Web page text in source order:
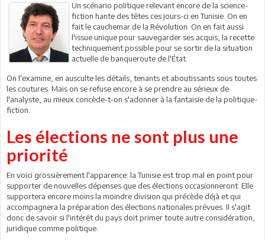
Un scénario politique relevant encore de la science-
fiction hante des têtes ces jours-ci en Tunisie. On en
fait le cauchemar de la Révolution. On en fait aussi
l'issue unique pour sauvegarder ses acquis, la recette
techniquement possible pour se sortir de la situation
actuelle de banqueroute de l'État.
On l'examine, en ausculte les détails, tenants et aboutissants sous toutes
les coutures. Mais on se refuse encore à se prendre au sérieux de
l'analyste, au mieux concède-t-on s'adonner à la fantaisie de la politique-
fiction.
Les élections ne sont plus une
priorité
En voici grossièrement l'apparence: la Tunisie est trop mal en point pour
supporter de nouvelles dépenses que des élections occasionneront. Elle
supportera encore moins la moindre division qui précède déjà et qui
accompagnera la préparation des élections nationales prévues. Il s'agit
donc de savoir si l'intérêt du pays doit primer toute autre considération,
juridique comme politique.